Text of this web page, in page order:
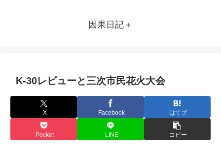
因果日記＋
K-30レビューと三次市民花火大会
X Facebook はてブ
Pocket LINE コピー